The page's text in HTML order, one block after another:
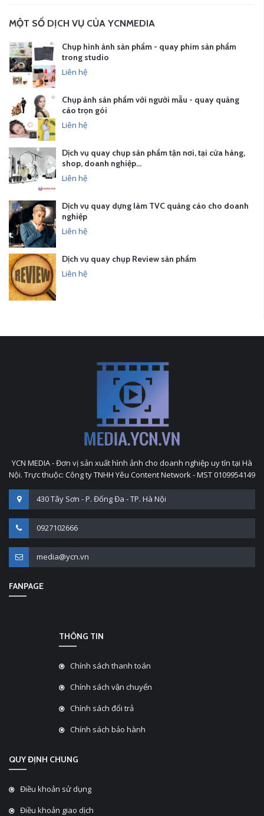
MỘT SỐ DỊCH VỤ CỦA YCNMEDIA
Chụp hình ảnh sản phẩm - quay phim sản phẩm
trong studio
Liên hệ
Chụp ảnh sản phẩm với người mẫu - quay quảng
cáo trọn gói
Liên hệ
Dịch vụ quay chụp sản phẩm tận nơi, tại cửa hàng,
shop, doanh nghiệp…
Liên hệ
Dịch vụ quay dựng làm TVC quảng cáo cho doanh
nghiệp
Liên hệ
Dịch vụ quay chụp Review sản phẩm
Liên hệ
YCN MEDIA - Đơn vị sản xuất hình ảnh cho doanh nghiệp uy tín tại Hà
Nội. Trực thuộc: Công ty TNHH Yêu Content Network - MST 0109954149
430 Tây Sơn - P. Đống Đa - TP. Hà Nội
0927102666
media@ycn.vn
FANPAGE
THÔNG TIN
Chính sách thanh toán
Chính sách vận chuyển
Chính sách đổi trả
Chính sách bảo hành
QUY ĐỊNH CHUNG
Điều khoản sử dụng
Điều khoản giao dịch